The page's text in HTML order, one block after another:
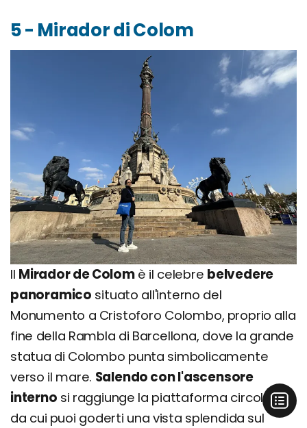
5 - Mirador di Colom
Il Mirador de Colomè il celebre belvedere
panoramico situato all'interno del
Monumento a Cristoforo Colombo, proprio alla
fine della Rambla di Barcellona, dove la grande
statua di Colombo punta simbolicamente
verso il mare. Salendo con l'ascensore
interno si raggiunge la piattaforma circolare
da cui puoi goderti una vista splendida sul